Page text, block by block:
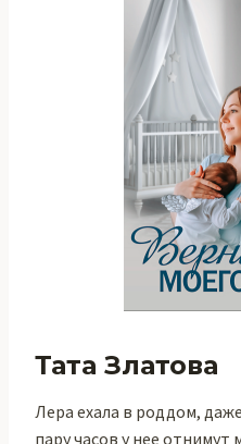
Тата Златова
Лера ехала в роддом,
пару часов у нее